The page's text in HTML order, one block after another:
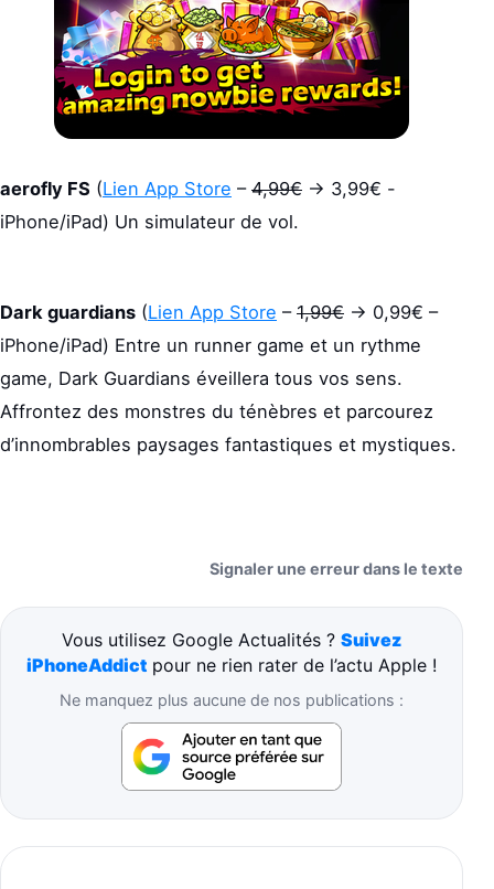
aerofly FS (Lien App Store – 4,99€ -> 3,99€ -
iPhone/iPad) Un simulateur de vol.
Dark guardians (Lien App Store – 1,99€ -> 0,99€ –
iPhone/iPad) Entre un runner game et un rythme
game, Dark Guardians éveillera tous vos sens.
Affrontez des monstres du ténèbres et parcourez
d’innombrables paysages fantastiques et mystiques.
Signaler une erreur dans le texte
Vous utilisez Google Actualités ? Suivez
iPhoneAddict pour ne rien rater de l’actu Apple !
Ne manquez plus aucune de nos publications :